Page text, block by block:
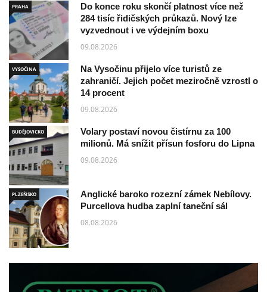
PRAHA
Do konce roku skončí platnost více než
284 tisíc řidičských průkazů. Nový lze
vyzvednout i ve výdejním boxu
09.08.2026
VYSOČINA
Na Vysočinu přijelo více turistů ze
zahraničí. Jejich počet meziročně vzrostl o
14 procent
09.08.2026
BUDĚJOVICKO
Volary postaví novou čistírnu za 100
milionů. Má snížit přísun fosforu do Lipna
09.08.2026
PLZEŇSKO
Anglické baroko rozezní zámek Nebílovy.
Purcellova hudba zaplní taneční sál
08.08.2026